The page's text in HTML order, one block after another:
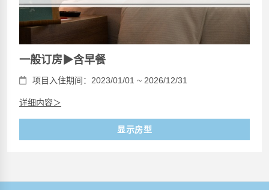
一般订房▶含早餐
项目入住期间：2023/01/01 ~ 2026/12/31
详细内容＞
显示房型